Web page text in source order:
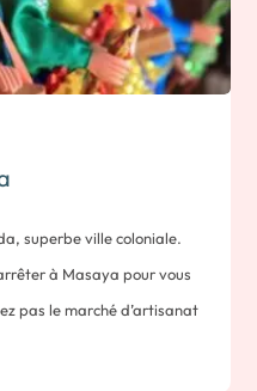
blancas (1h de
superbe ville coloniale.
à Masaya pour vous
pas le marché d’artisanat
en tout genre, de